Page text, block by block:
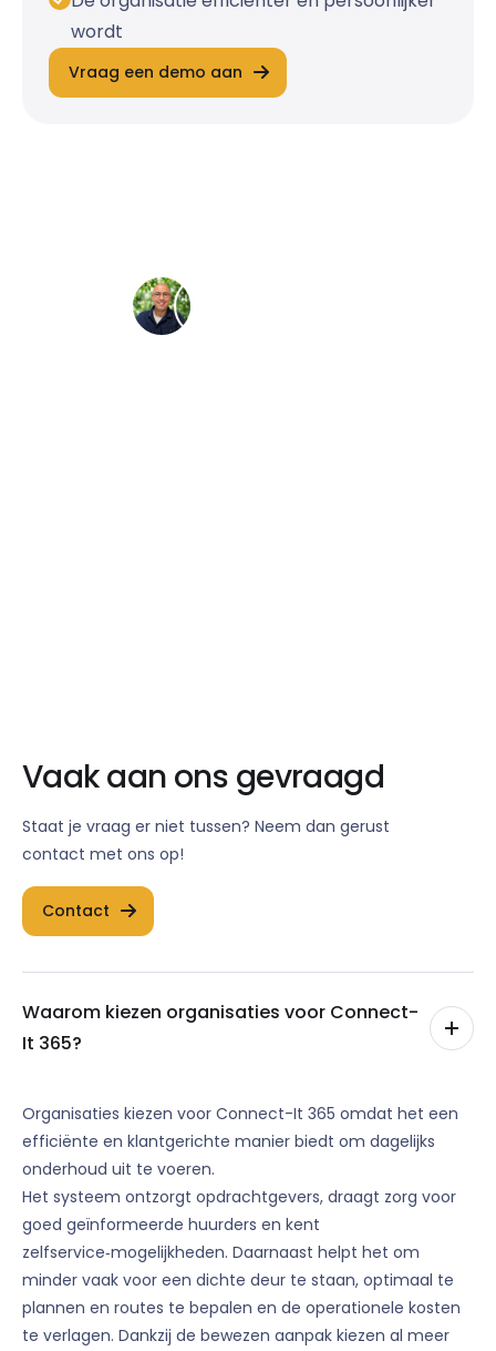
wordt
Vraag een demo aan
Vaak aan ons gevraagd
Staat je vraag er niet tussen? Neem dan gerust
contact met ons op!
Contact
Waarom kiezen organisaties voor Connect-
It 365?
Organisaties kiezen voor Connect-It 365 omdat het een
efficiënte en klantgerichte manier biedt om dagelijks
onderhoud uit te voeren.
Het systeem ontzorgt opdrachtgevers, draagt zorg voor
goed geïnformeerde huurders en kent
zelfservice‑mogelijkheden. Daarnaast helpt het om
minder vaak voor een dichte deur te staan, optimaal te
plannen en routes te bepalen en de operationele kosten
te verlagen. Dankzij de bewezen aanpak kiezen al meer